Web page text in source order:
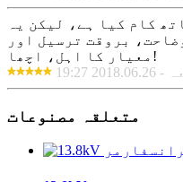
کام کیا ہے، لیکن یہ
بروقت ترسیل اور
معیار کا اہل، اچھا!
متعلقہ مصنوعات